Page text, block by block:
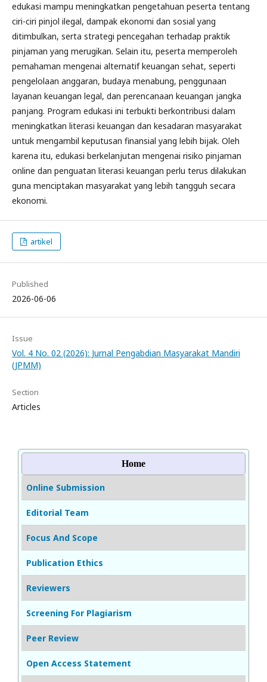
edukasi mampu meningkatkan pengetahuan peserta tentang
ciri-ciri pinjol ilegal, dampak ekonomi dan sosial yang
ditimbulkan, serta strategi pencegahan terhadap praktik
pinjaman yang merugikan. Selain itu, peserta memperoleh
pemahaman mengenai alternatif keuangan sehat, seperti
pengelolaan anggaran, budaya menabung, penggunaan
layanan keuangan legal, dan perencanaan keuangan jangka
panjang. Program edukasi ini terbukti berkontribusi dalam
meningkatkan literasi keuangan dan kesadaran masyarakat
untuk mengambil keputusan finansial yang lebih bijak. Oleh
karena itu, edukasi berkelanjutan mengenai risiko pinjaman
online dan penguatan literasi keuangan perlu terus dilakukan
guna menciptakan masyarakat yang lebih tangguh secara
ekonomi.
artikel
Published
2026-06-06
Issue
Vol. 4 No. 02 (2026): Jurnal Pengabdian Masyarakat Mandiri
(JPMM)
Section
Articles
Home
Online Submission
Editorial Team
Focus And Scope
Publication Ethics
Reviewers
Screening For Plagiarism
Peer Review
Open Access Statement